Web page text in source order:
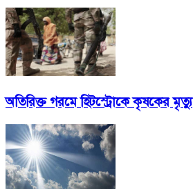
অতিরিক্ত গরমে হিটস্ট্রোকে কৃষকের মৃত্যু